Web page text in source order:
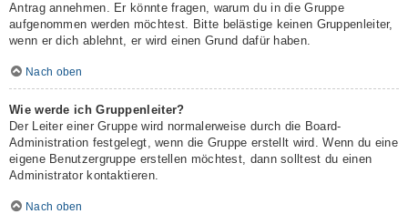
Antrag annehmen. Er könnte fragen, warum du in die Gruppe
aufgenommen werden möchtest. Bitte belästige keinen Gruppenleiter,
wenn er dich ablehnt, er wird einen Grund dafür haben.
Nach oben
Wie werde ich Gruppenleiter?
Der Leiter einer Gruppe wird normalerweise durch die Board-
Administration festgelegt, wenn die Gruppe erstellt wird. Wenn du eine
eigene Benutzergruppe erstellen möchtest, dann solltest du einen
Administrator kontaktieren.
Nach oben